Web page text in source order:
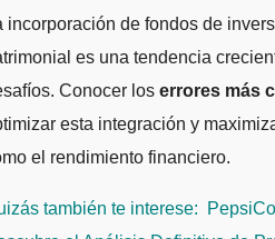
incorporación de fondos de
es una tendencia
Conocer los errores más
esta integración y
el rendimiento financiero.
también te interese: